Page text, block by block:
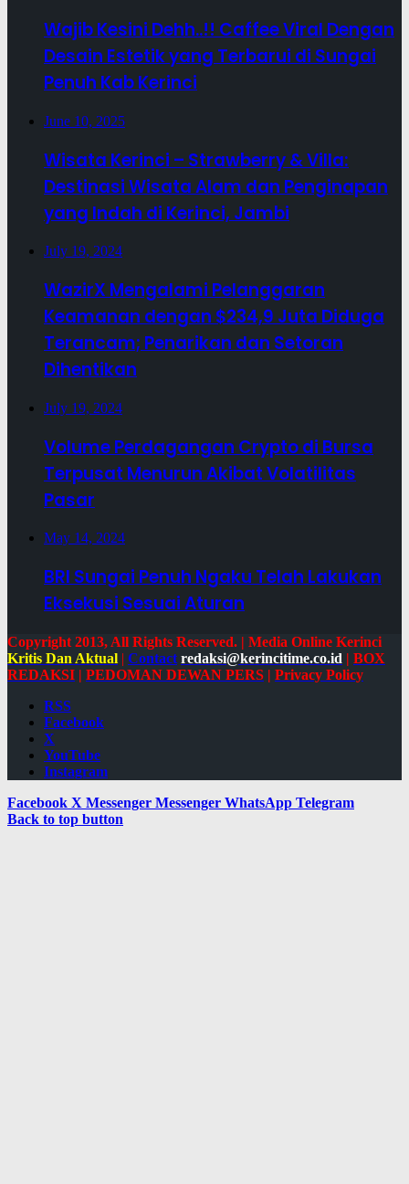
Wajib Kesini Dehh..!! Caffee Viral Dengan
Desain Estetik yang Terbarui di Sungai
Penuh Kab Kerinci
June 10, 2025
Wisata Kerinci – Strawberry & Villa:
Destinasi Wisata Alam dan Penginapan
yang Indah di Kerinci, Jambi
July 19, 2024
WazirX Mengalami Pelanggaran
Keamanan dengan $234,9 Juta Diduga
Terancam; Penarikan dan Setoran
Dihentikan
July 19, 2024
Volume Perdagangan Crypto di Bursa
Terpusat Menurun Akibat Volatilitas
Pasar
May 14, 2024
BRI Sungai Penuh Ngaku Telah Lakukan
Eksekusi Sesuai Aturan
Copyright 2013, All Rights Reserved. | Media Online Kerinci
Kritis Dan Aktual | Contact redaksi@kerincitime.co.id | BOX
REDAKSI | PEDOMAN DEWAN PERS | Privacy Policy
RSS
Facebook
X
YouTube
Instagram
Facebook X Messenger Messenger WhatsApp Telegram
Back to top button